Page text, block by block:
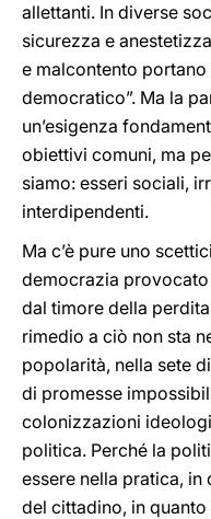
allettanti. In diverse
sicurezza e
e malcontento
democratico”. Ma la
un’esigenza
obiettivi comuni, ma
siamo: esseri sociali,
interdipendenti.
Ma c’è pure uno
democrazia
dal timore della
rimedio a ciò non sta
popolarità, nella sete
di promesse
colonizzazioni
politica. Perché la
essere nella pratica,
del cittadino, in quanto